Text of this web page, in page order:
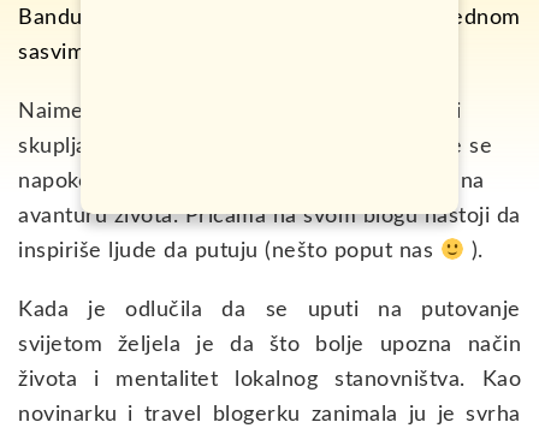
Bandura je sasvim običan putnik sa jednom
sasvim neobičnom misijom.
Naime, Anna je dvije godine vrijedno radila i
skupljala novac kako bi putovala svijetom, te se
napokon u januaru 2015. godine odmetnula na
avanturu života. Pričama na svom blogu nastoji da
inspiriše ljude da putuju (nešto poput nas
).
Kada je odlučila da se uputi na putovanje
svijetom željela je da što bolje upozna način
života i mentalitet lokalnog stanovništva. Kao
novinarku i travel blogerku zanimala ju je svrha